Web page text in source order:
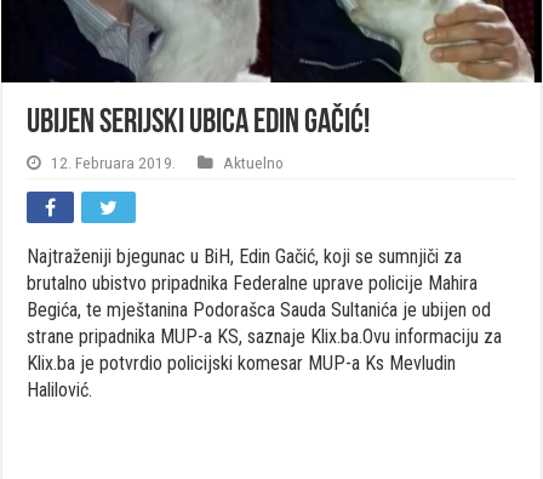
Ubijen serijski ubica Edin Gačić!
12. Februara 2019. Aktuelno
Najtraženiji bjegunac u BiH, Edin Gačić, koji se sumnjiči za
brutalno ubistvo pripadnika Federalne uprave policije Mahira
Begića, te mještanina Podorašca Sauda Sultanića je ubijen od
strane pripadnika MUP-a KS, saznaje Klix.ba.Ovu informaciju za
Klix.ba je potvrdio policijski komesar MUP-a Ks Mevludin
Halilović.